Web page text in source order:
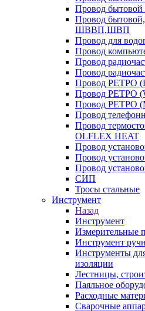
Провод
Провод
ШВВП,ШВП
Провод для
Провод
Провод
Провод
Провод РЕТРО
Провод РЕТРО
Провод РЕТРО
Провод
Провод
OLFLEX HEAT
Провод
Провод
Провод
СИП
Тросы стальные
Инструмент
Назад
Инструмент
Измерительные
Инструмент
Инструменты
изоляции
Лестницы,
Паяльное
Расходные
Сварочные